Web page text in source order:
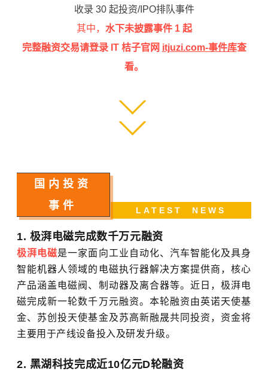
收录 30 起投资/IPO排队事件
其中， 水下未披露事件 1 起
完整融资交易请登录 IT 桔子官网 itjuzi.com-事件库查
看。
国内投资
事件
LATEST NEWS
1. 极湃电磁完成数千万元融资
极湃电磁是一家面向工业自动化、汽车智能化及具身
智能机器人领域的电磁执行器解决方案提供商，核心
产品涵盖电磁阀、制动器及离合器等。近日，极湃电
磁完成新一轮数千万元融资。本轮融资由英诺天使基
金、苏创投天使基金及苏高新融晟共同投资，资金将
主要用于产线设备投入及研发升级。
2. 黑湖科技完成近10亿元D轮融资